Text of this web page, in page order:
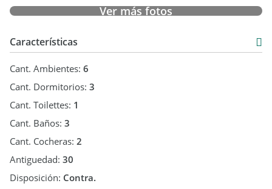
Ver más fotos
Características
Cant. Ambientes: 6
Cant. Dormitorios: 3
Cant. Toilettes: 1
Cant. Baños: 3
Cant. Cocheras: 2
Antiguedad: 30
Disposición: Contra.